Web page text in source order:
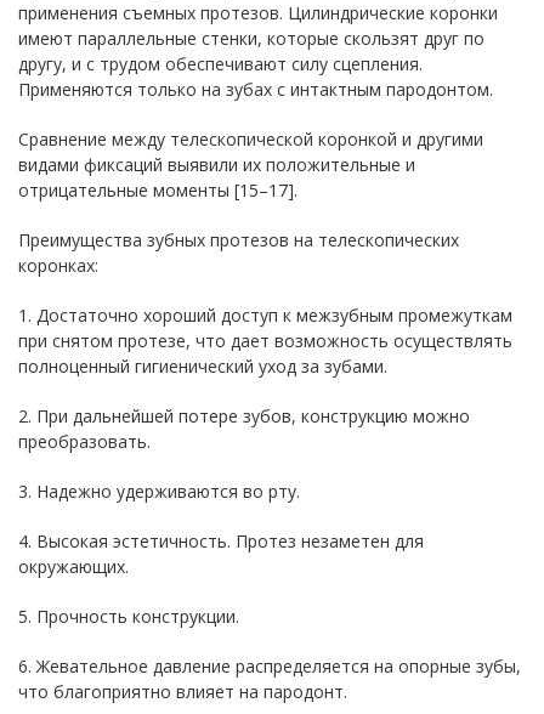
применения съемных протезов. Цилиндрические коронки
имеют параллельные стенки, которые скользят друг по
другу, и с трудом обеспечивают силу сцепления.
Применяются только на зубах с интактным пародонтом.
Сравнение между телескопической коронкой и другими
видами фиксаций выявили их положительные и
отрицательные моменты [15–17].
Преимущества зубных протезов на телескопических
коронках:
1. Достаточно хороший доступ к межзубным промежуткам
при снятом протезе, что дает возможность осуществлять
полноценный гигиенический уход за зубами.
2. При дальнейшей потере зубов, конструкцию можно
преобразовать.
3. Надежно удерживаются во рту.
4. Высокая эстетичность. Протез незаметен для
окружающих.
5. Прочность конструкции.
6. Жевательное давление распределяется на опорные зубы,
что благоприятно влияет на пародонт.